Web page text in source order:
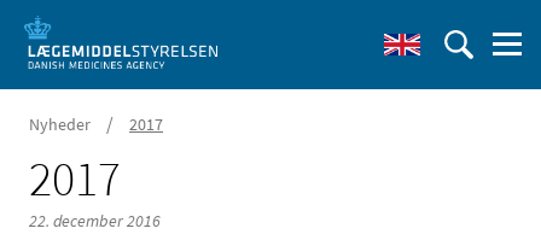
Nyheder / 2017
2017
22. december 2016